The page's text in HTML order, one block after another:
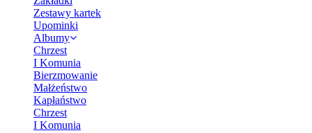
Zestawy kartek
Upominki
Albumy
Chrzest
I Komunia
Bierzmowanie
Małżeństwo
Kapłaństwo
Chrzest
I Komunia